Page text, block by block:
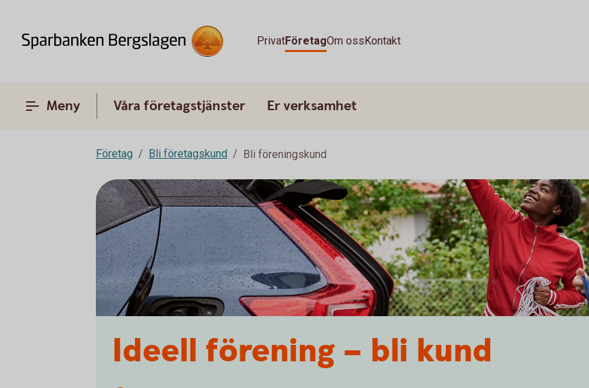
PrivatFöretagOm ossKontakt
Meny Våra företagstjänster Er verksamhet
Företag Bli företagskund Bli föreningskund
Ideell förening – bli kund